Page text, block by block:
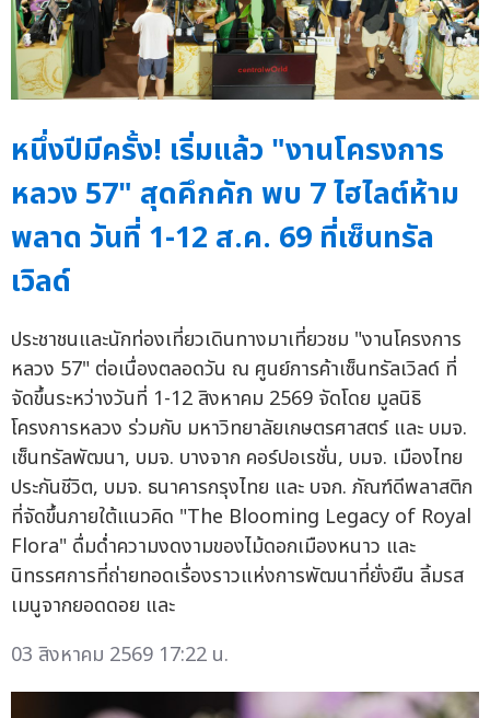
หนึ่งปีมีครั้ง! เริ่มแล้ว "งานโครงการ
หลวง 57" สุดคึกคัก พบ 7 ไฮไลต์ห้าม
พลาด วันที่ 1-12 ส.ค. 69 ที่เซ็นทรัล
เวิลด์
ประชาชนและนักท่องเที่ยวเดินทางมาเที่ยวชม "งานโครงการ
หลวง 57" ต่อเนื่องตลอดวัน ณ ศูนย์การค้าเซ็นทรัลเวิลด์ ที่
จัดขึ้นระหว่างวันที่ 1-12 สิงหาคม 2569 จัดโดย มูลนิธิ
โครงการหลวง ร่วมกับ มหาวิทยาลัยเกษตรศาสตร์ และ บมจ.
เซ็นทรัลพัฒนา, บมจ. บางจาก คอร์ปอเรชั่น, บมจ. เมืองไทย
ประกันชีวิต, บมจ. ธนาคารกรุงไทย และ บจก. ภัณฑ์ดีพลาสติก
ที่จัดขึ้นภายใต้แนวคิด "The Blooming Legacy of Royal
Flora" ดื่มด่ำความงดงามของไม้ดอกเมืองหนาว และ
นิทรรศการที่ถ่ายทอดเรื่องราวแห่งการพัฒนาที่ยั่งยืน ลิ้มรส
เมนูจากยอดดอย และ
03 สิงหาคม 2569 17:22 น.